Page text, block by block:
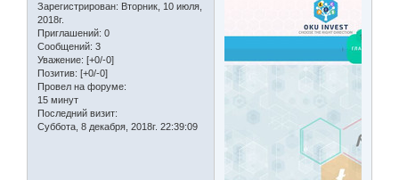
Зарегистрирован: Вторник, 10 июля,
2018г.
Приглашений: 0
Сообщений: 3
Уважение: [+0/-0]
Позитив: [+0/-0]
Провел на форуме:
15 минут
Последний визит:
Суббота, 8 декабря, 2018г. 22:39:09